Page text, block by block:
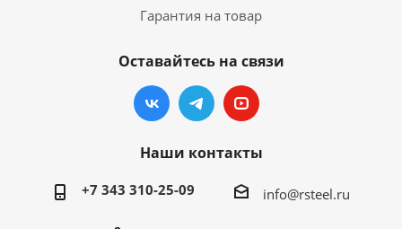
Гарантия на товар
Оставайтесь на связи
Наши контакты
+7 343 310-25-09 info@rsteel.ru